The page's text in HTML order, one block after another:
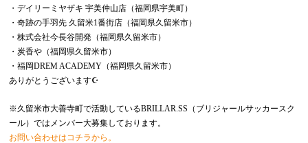
・デイリーミヤザキ 宇美仲山店（福岡県宇美町）
・奇跡の手羽先 久留米1番街店（福岡県久留米市）
・株式会社今長谷開発（福岡県久留米市）
・炭香や（福岡県久留米市）
・福岡DREM ACADEMY（福岡県久留米市）
ありがとうございます☪️
※久留米市大善寺町で活動しているBRILLAR.SS（ブリジャールサッカースク
ール）ではメンバー大募集しております。
お問い合わせはコチラから。